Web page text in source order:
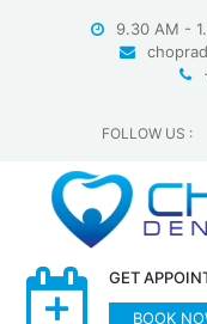
9.30 AM -
FOLLOW US :
GET
BOOK